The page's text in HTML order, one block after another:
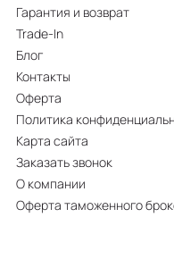
Гарантия и возврат
Trade-In
Блог
Контакты
Оферта
Политика
Карта сайта
Заказать звонок
О компании
Оферта таможенного